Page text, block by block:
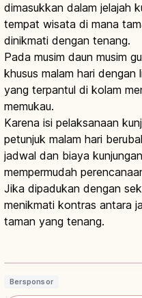
dimasukkan dalam jelajah
tempat wisata di mana
dinikmati dengan tenang.
Pada musim daun musim
khusus malam hari dengan
yang terpantul di kolam
memukau.
Karena isi pelaksanaan
petunjuk malam hari
jadwal dan biaya
mempermudah
Jika dipadukan dengan
menikmati kontras antara
taman yang tenang.
Kuil Kodai-ji Kyoto: Kuil
Bersponsor